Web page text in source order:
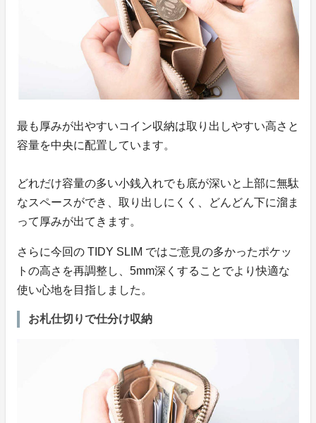
最も厚みが出やすいコイン収納は取り出しやすい高さと
容量を中央に配置しています。
どれだけ容量の多い小銭入れでも底が深いと上部に無駄
なスペースができ、取り出しにくく、どんどん下に溜ま
って厚みが出てきます。
さらに今回の TIDY SLIM ではご意見の多かったポケッ
トの高さを再調整し、5mm深くすることでより快適な
使い心地を目指しました。
お札仕切りで仕分け収納